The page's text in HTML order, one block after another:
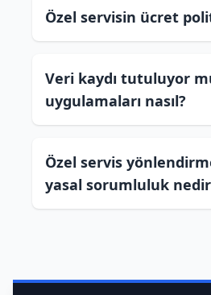
Özel servisin ücret
Veri kaydı tutuluyor
uygulamaları nasıl?
Özel servis
yasal sorumluluk